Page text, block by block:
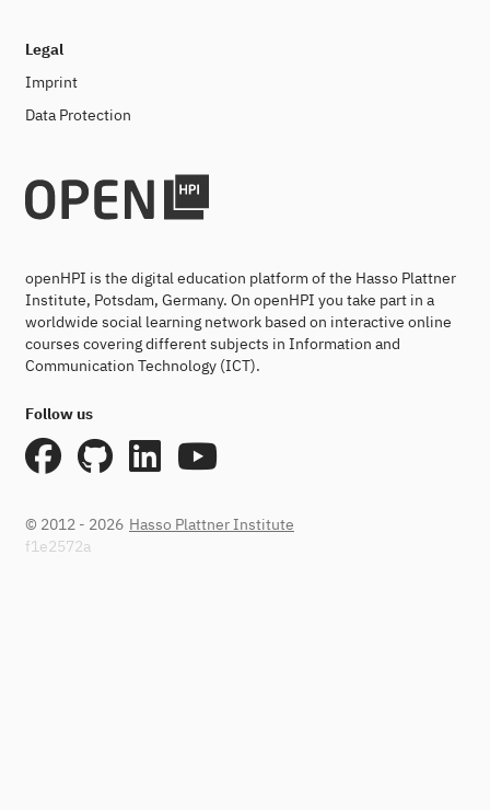
Legal
Imprint
Data Protection
openHPI is the digital education platform of the Hasso Plattner
Institute, Potsdam, Germany. On openHPI you take part in a
worldwide social learning network based on interactive online
courses covering different subjects in Information and
Communication Technology (ICT).
Follow us
© 2012 - 2026 Hasso Plattner Institute
f1e2572a